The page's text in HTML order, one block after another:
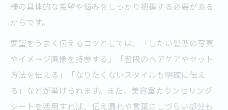
様の具体的な希望や悩みをしっかり把握する必要がある
からです。
要望をうまく伝えるコツとしては、「したい髪型の写真
やイメージ画像を持参する」「普段のヘアケアやセット
方法を伝える」「なりたくないスタイルも明確に伝え
る」などが挙げられます。また、美容室カウンセリング
シートを活用すれば、伝え漏れや言葉にしづらい部分も